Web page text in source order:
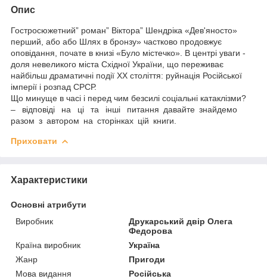
Опис
Гостросюжетний” роман” Віктора” Шендріка «Дев'яносто»
перший, або або Шлях в бронзу» частково продовжує
оповідання, почате в книзі «Було містечко». В центрі уваги -
доля невеликого міста Східної України, що переживає
найбільш драматичні події XX століття: руйнація Російської
імперії і розпад СРСР.
Що минуще в часі і перед чим безсилі соціальні катаклізми?
– відповіді на ці та інші питання давайте знайдемо
разом з автором на сторінках цій книги.
Приховати
Характеристики
Основні атрибути
Виробник
Друкарський двір Олега
Федорова
Країна виробник
Україна
Жанр
Пригоди
Мова видання
Російська